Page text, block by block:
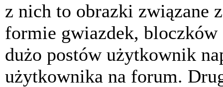
z nich to obrazki związane
formie gwiazdek,
dużo postów użytkownik
użytkownika na forum.